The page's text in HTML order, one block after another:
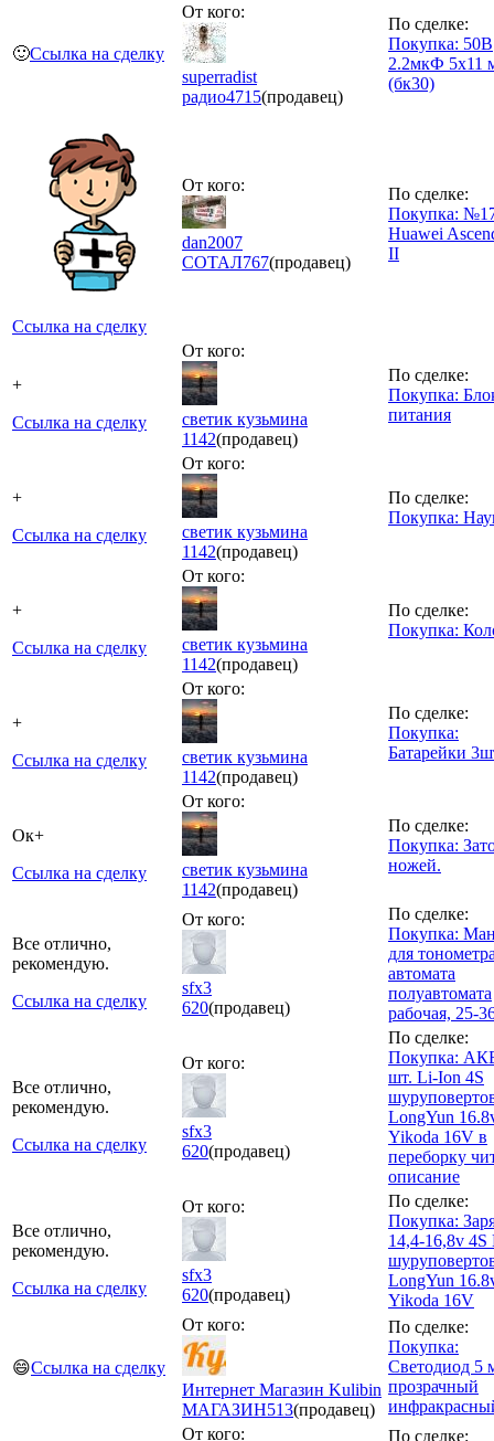
🙂Ссылка на сделку
От кого:
superradist
радио4715(продавец)
По сделке:
Покупка: 50В
2.2мкФ 5x11
(бк30)
Ссылка на сделку
От кого:
dan2007
СОТАЛ767(продавец)
По сделке:
Покупка:
Huawei
II
+
Ссылка на сделку
От кого:
светик кузьмина
1142(продавец)
По сделке:
Покупка:
питания
+
Ссылка на сделку
От кого:
светик кузьмина
1142(продавец)
По сделке:
Покупка:
+
Ссылка на сделку
От кого:
светик кузьмина
1142(продавец)
По сделке:
Покупка:
+
Ссылка на сделку
От кого:
светик кузьмина
1142(продавец)
По сделке:
Покупка:
Батарейки
Ок+
Ссылка на сделку
От кого:
светик кузьмина
1142(продавец)
По сделке:
Покупка:
ножей.
Все отлично,
рекомендую.
Ссылка на сделку
От кого:
sfx3
620(продавец)
По сделке:
Покупка:
для
автомата
полуавтомата
рабочая, 25-
Все отлично,
рекомендую.
Ссылка на сделку
От кого:
sfx3
620(продавец)
По сделке:
Покупка:
шт. Li-Ion 4S
LongYun
Yikoda 16V в
переборку
описание
Все отлично,
рекомендую.
Ссылка на сделку
От кого:
sfx3
620(продавец)
По сделке:
Покупка:
14,4-16,8v
LongYun
Yikoda 16V
😄Ссылка на сделку
От кого:
Интернет Магазин Kulibin
МАГАЗИН513(продавец)
По сделке:
Покупка:
Светодиод 5
прозрачный
От кого:
По сделке: